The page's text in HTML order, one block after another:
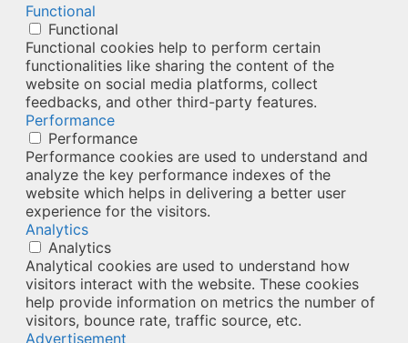
Functional
Functional
Functional cookies help to perform certain
functionalities like sharing the content of the
website on social media platforms, collect
feedbacks, and other third-party features.
Performance
Performance
Performance cookies are used to understand and
analyze the key performance indexes of the
website which helps in delivering a better user
experience for the visitors.
Analytics
Analytics
Analytical cookies are used to understand how
visitors interact with the website. These cookies
help provide information on metrics the number of
visitors, bounce rate, traffic source, etc.
Advertisement